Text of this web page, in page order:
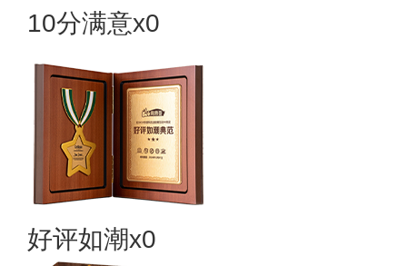
10分满意x0
好评如潮x0